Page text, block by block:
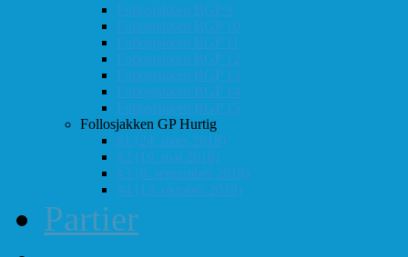
Follosjakken BGP 9
Follosjakken BGP 10
Follosjakken BGP 11
Follosjakken BGP 12
Follosjakken BGP 13
Follosjakken BGP 14
Follosjakken BGP 15
Follosjakken GP Hurtig
#1 (24. mars 2018)
#2 (19. mai 2018)
#3 (8. september 2018)
#4 (13. oktober 2018)
Partier